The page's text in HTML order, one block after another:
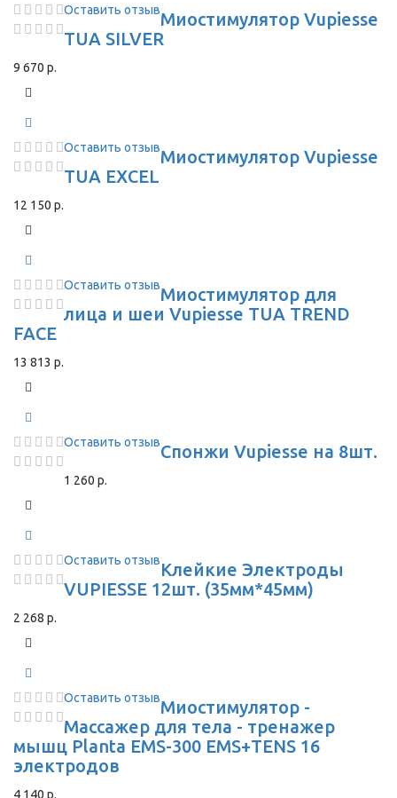
Оставить отзывМиостимулятор Vupiesse
TUA SILVER
9 670 р.
Оставить отзывМиостимулятор Vupiesse
TUA EXCEL
12 150 р.
Оставить отзывМиостимулятор для
лица и шеи Vupiesse TUA TREND
FACE
13 813 р.
Оставить отзывСпонжи Vupiesse на 8шт.
1 260 р.
Оставить отзывКлейкие Электроды
VUPIESSE 12шт. (35мм*45мм)
2 268 р.
Оставить отзывМиостимулятор -
Массажер для тела - тренажер
мышц Planta EMS-300 EMS+TENS 16
электродов
4 140 р.